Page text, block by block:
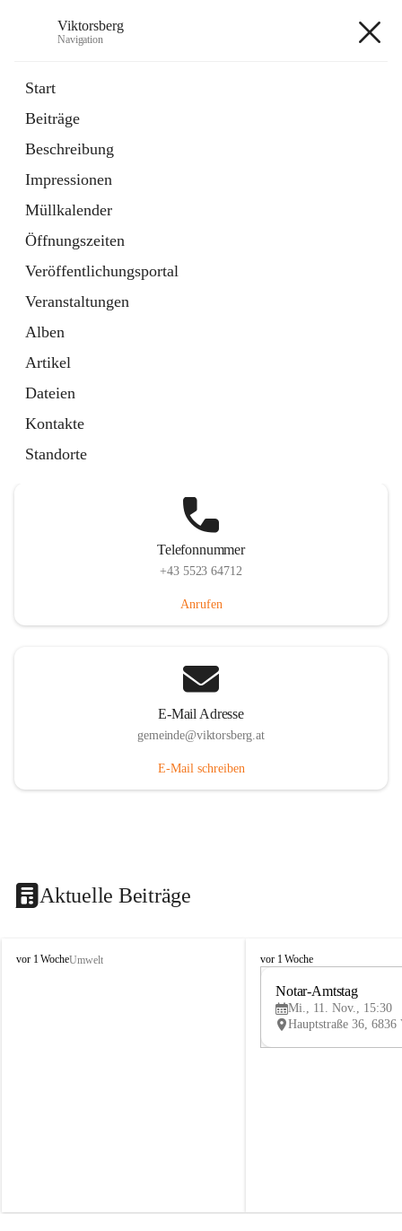
Viktorsberg
Navigation
Start
Beiträge
Beschreibung
Impressionen
Müllkalender
Öffnungszeiten
Veröffentlichungsportal
Veranstaltungen
Alben
Artikel
Dateien
Kontakte
Standorte
1 Schnellzugriff
Bürgerservice
10 Schnellzugriffe
Telefonnummer
+43 5523 64712
Anrufen
E-Mail Adresse
gemeinde@viktorsberg.at
E-Mail schreiben
Aktuelle Beiträge
V
vor 1 WocheUmwelt
V
vor 1 Woche
Notar-Amtstag
Mi., 11. Nov., 15:30